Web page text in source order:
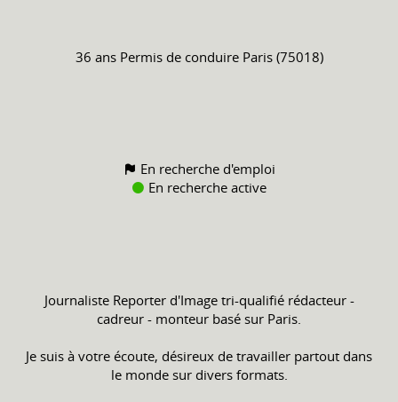
36 ans Permis de conduire Paris (75018)
En recherche d'emploi
En recherche active
Journaliste Reporter d'Image tri-qualifié rédacteur -
cadreur - monteur basé sur Paris.
Je suis à votre écoute, désireux de travailler partout dans
le monde sur divers formats.